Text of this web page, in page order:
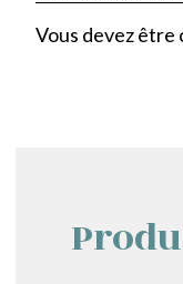
Vous devez être